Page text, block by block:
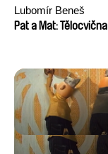
Lubomír Beneš
Pat a Mat: Tělocvična